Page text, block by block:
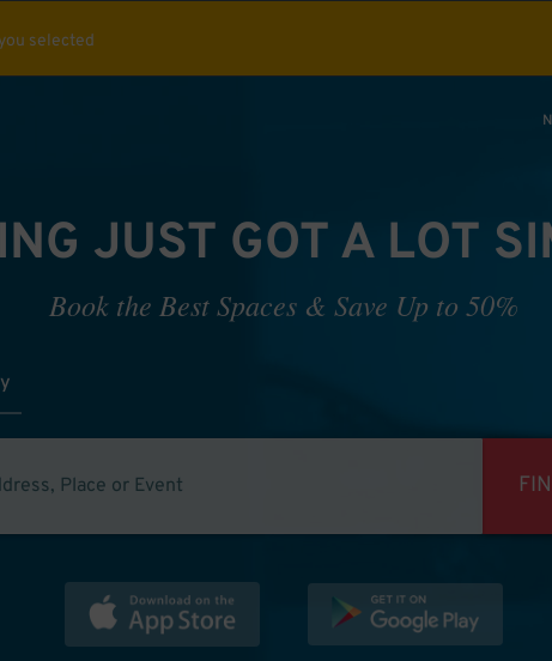
selected
JUST GOT A LOT
Book the Best Spaces & Save Up to 50%